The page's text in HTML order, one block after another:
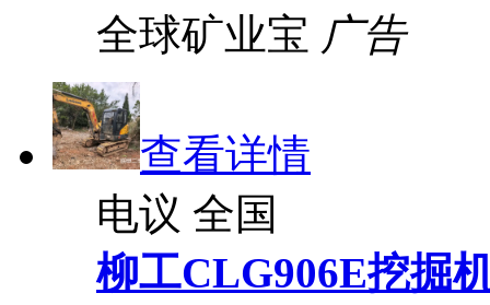
全球矿业宝 广告
查看详情
电议 全国
柳工CLG906E挖掘